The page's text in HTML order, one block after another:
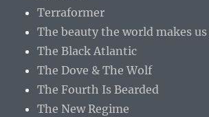
Terraformer
The beauty the world makes
The Black Atlantic
The Dove & The Wolf
The Fourth Is Bearded
The New Regime